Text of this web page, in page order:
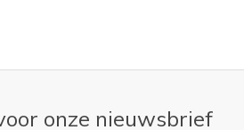
onze nieuwsbrief